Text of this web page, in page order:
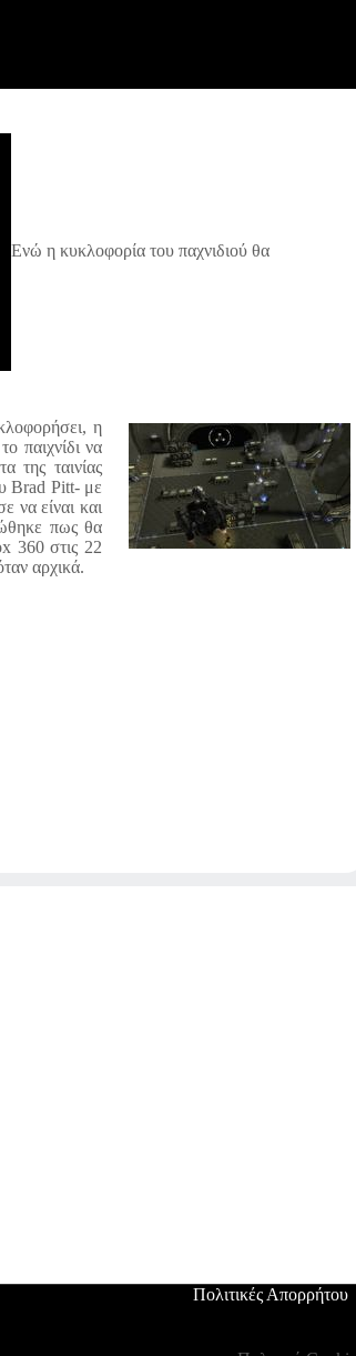
Ενώ η κυκλοφορία του παχνιδιού θα
η
παιχνίδι να
της ταινίας
Brad Pitt- με
να είναι και
πως θα
360 στις 22
αρχικά.
Πολιτικές Απορρήτου